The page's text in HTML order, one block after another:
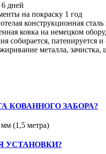
дней
на покраску 1 год
конструкционная
ковка на немецком
собирается, патенируется
металла, зачистка,
КОВАННОГО ЗАБОРА?
(1,5 метра)
УСТАНОВКИ?